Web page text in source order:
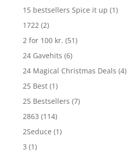
15 bestsellers Spice it up (1)
1722 (2)
2 for 100 kr. (51)
24 Gavehits (6)
24 Magical Christmas Deals (4)
25 Best (1)
25 Bestsellers (7)
2863 (114)
2Seduce (1)
3 (1)